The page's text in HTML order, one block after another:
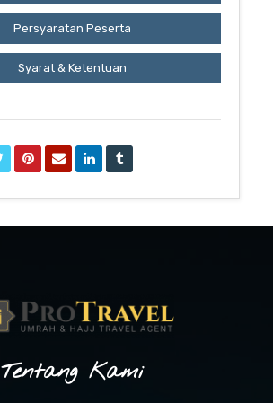
Persyaratan Peserta
Syarat & Ketentuan
Tentang Kami